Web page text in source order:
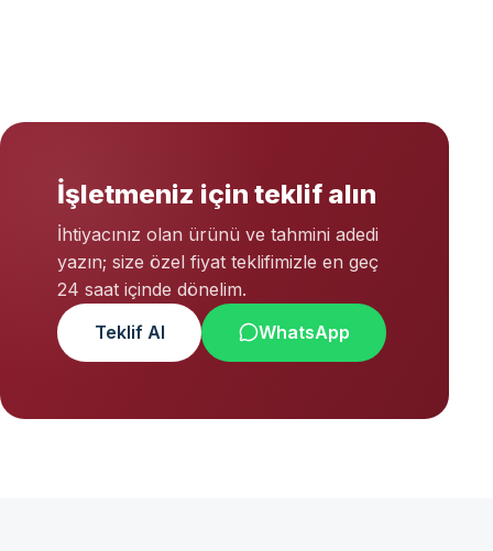
İşletmeniz için teklif alın
İhtiyacınız olan ürünü ve tahmini adedi
yazın; size özel fiyat teklifimizle en geç
24 saat içinde dönelim.
Teklif Al
WhatsApp